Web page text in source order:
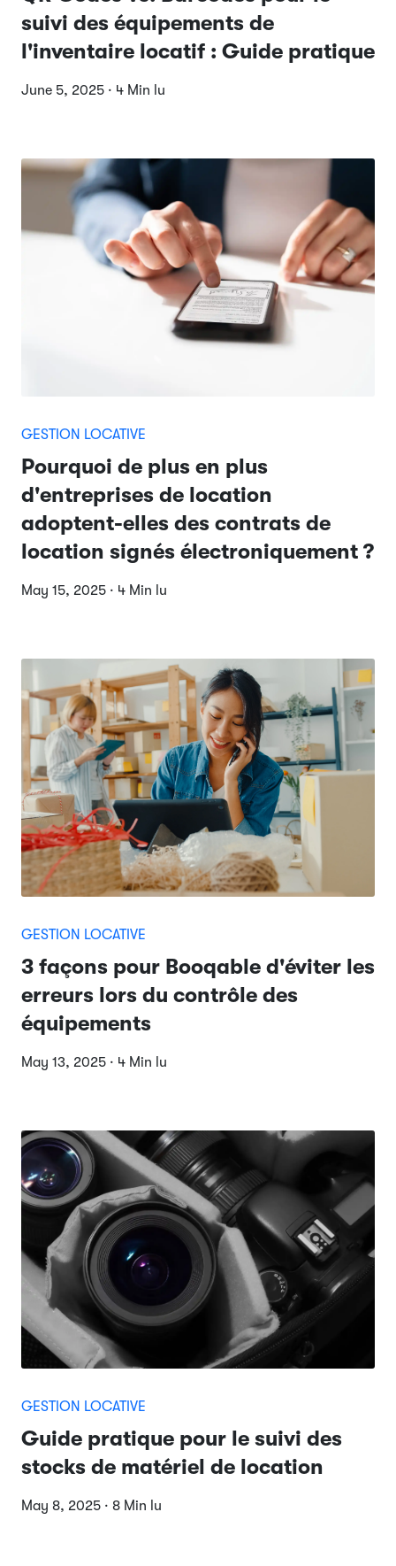
suivi des équipements de
l'inventaire locatif : Guide pratique
June 5, 2025 · 4 Min lu
GESTION LOCATIVE
Pourquoi de plus en plus
d'entreprises de location
adoptent-elles des contrats de
location signés électroniquement ?
May 15, 2025 · 4 Min lu
GESTION LOCATIVE
3 façons pour Booqable d'éviter les
erreurs lors du contrôle des
équipements
May 13, 2025 · 4 Min lu
GESTION LOCATIVE
Guide pratique pour le suivi des
stocks de matériel de location
May 8, 2025 · 8 Min lu